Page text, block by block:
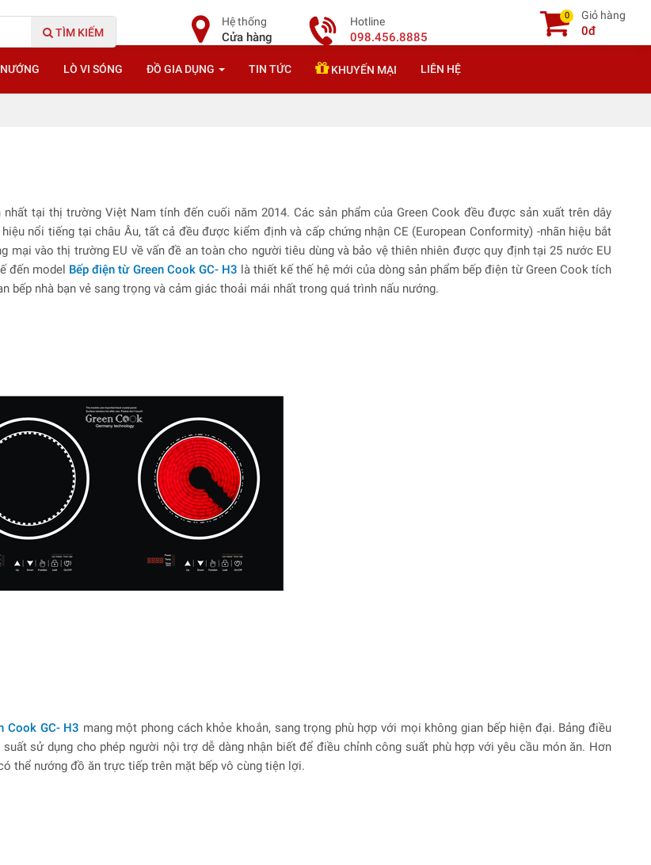
TÌM KIẾM
Hotline
098.456.8885
Hệ thống
Cửa hàng
0 Giỏ hàng
0đ
LÒ VI SÓNG ĐỒ GIA DỤNG TIN TỨC KHUYẾN MẠI LIÊN HỆ
tại thị trường Việt Nam tính đến cuối năm 2014. Các sản phẩm của Green Cook đều được sản xuất trên dây
nổi tiếng tại châu Âu, tất cả đều được kiểm định và cấp chứng nhận CE (European Conformity) -nhãn hiệu bắt
vào thị trường EU về vấn đề an toàn cho người tiêu dùng và bảo vệ thiên nhiên được quy định tại 25 nước EU
đến model Bếp điện từ Green Cook GC- H3 là thiết kế thế hệ mới của dòng sản phẩm bếp điện từ Green Cook tích
nhà bạn vẻ sang trọng và cảm giác thoải mái nhất trong quá trình nấu nướng.
Cook GC- H3 mang một phong cách khỏe khoắn, sang trọng phù hợp với mọi không gian bếp hiện đại. Bảng điều
sử dụng cho phép người nội trợ dễ dàng nhận biết để điều chỉnh công suất phù hợp với yêu cầu món ăn. Hơn
thể nướng đồ ăn trực tiếp trên mặt bếp vô cùng tiện lợi.